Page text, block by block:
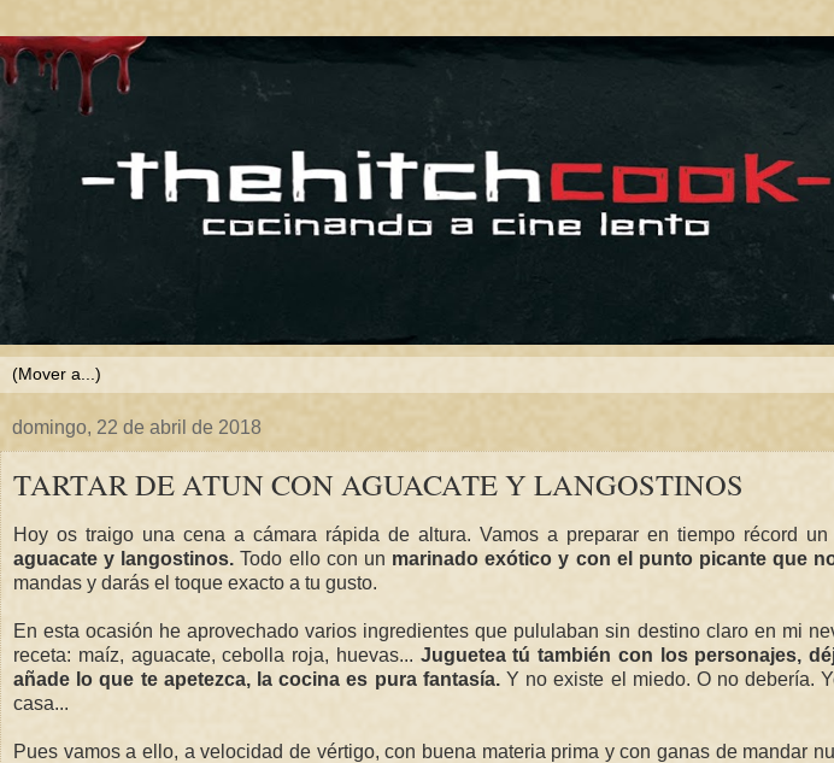
domingo, 22 de abril de 2018
TARTAR DE ATUN CON AGUACATE Y LANGOSTINOS
Hoy os traigo una cena a cámara rápida de altura. Vamos a preparar en tiempo récord
aguacate y langostinos.Todo ello con un marinado exótico y con el punto picante que
mandas y darás el toque exacto a tu gusto.
En esta ocasión he aprovechado varios ingredientes que pululaban sin destino claro en mi
receta: maíz, aguacate, cebolla roja, huevas... Juguetea tú también con los personajes,
añade lo que te apetezca, la cocina es pura fantasía. Y no existe el miedo. O no debería.
casa...
Pues vamos a ello, a velocidad de vértigo, con buena materia prima y con ganas de mandar